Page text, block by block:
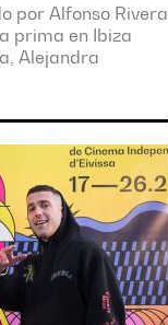
por Alfonso Rivera
prima en Ibiza
Alejandra